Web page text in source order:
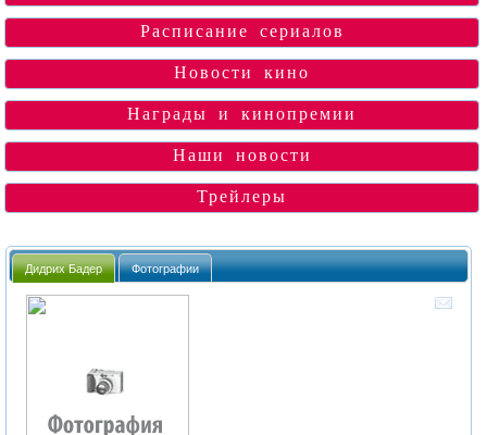
Расписание сериалов
Новости кино
Награды и кинопремии
Наши новости
Трейлеры
Дидрих Бадер Фотографии